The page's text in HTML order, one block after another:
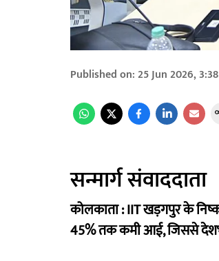
Published on:25 Jun 2026,
सन्मार्ग संवाददाता
कोलकाता :IIT खड़गपुर के
45% तक कमी आई, जिससे